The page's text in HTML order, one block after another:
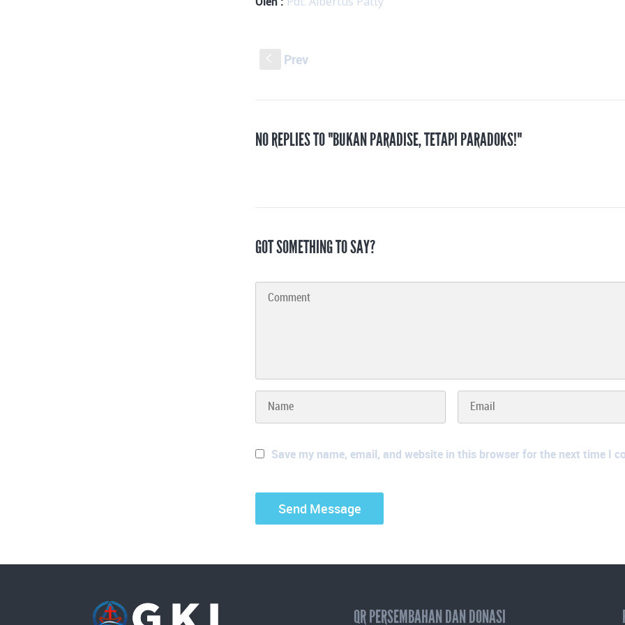
Prev
NO REPLIES TO "BUKAN PARADISE, TETAPI PARADOKS!"
GOT SOMETHING TO SAY?
Save my name, email, and website in this browser for the next time I
QR PERSEMBAHAN DAN DONASI